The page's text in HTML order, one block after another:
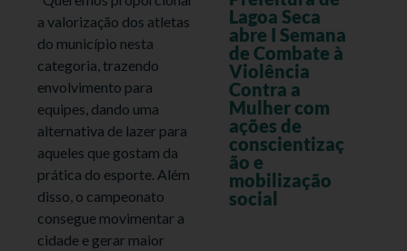
a valorização dos atletas
do município nesta
categoria, trazendo
envolvimento para
equipes, dando uma
alternativa de lazer para
aqueles que gostam da
prática do esporte. Além
disso, o campeonato
consegue movimentar a
cidade e gerar maior
Lagoa Seca
abre I Semana
de Combate à
Violência
Contra a
Mulher com
ações de
conscientizaç
ão e
mobilização
social